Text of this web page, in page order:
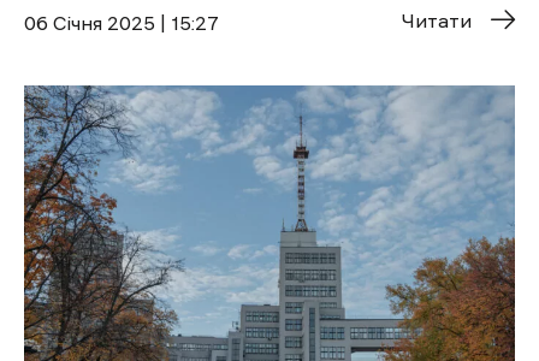
06 Січня 2025 | 15:27 Читати